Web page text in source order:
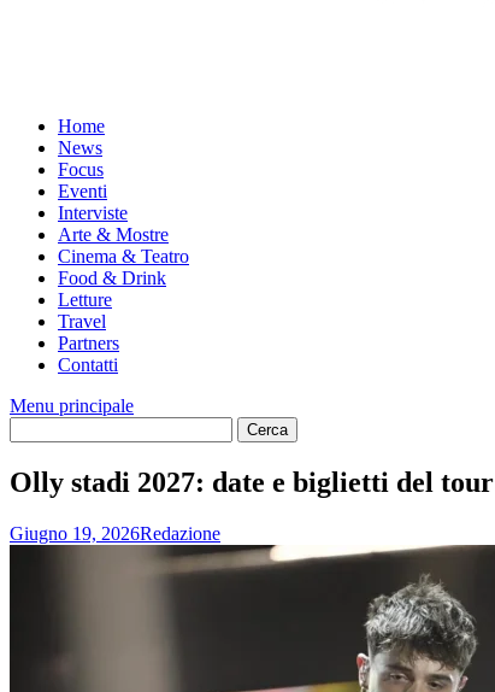
Home
News
Focus
Eventi
Interviste
Arte & Mostre
Cinema & Teatro
Food & Drink
Letture
Travel
Partners
Contatti
Menu principale
Olly stadi 2027: date e biglietti del tour
Giugno 19, 2026Redazione